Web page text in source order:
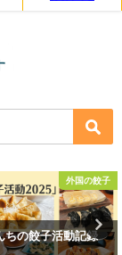
餃子日記：2026年1月